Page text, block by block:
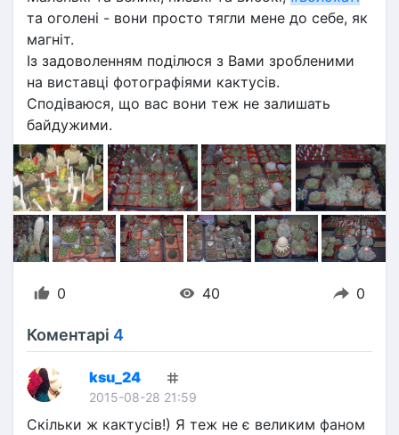
та оголені - вони просто тягли мене до себе, як
магніт.
Із задоволенням поділюся з Вами зробленими
на виставці фотографіями кактусів.
Сподіваюся, що вас вони теж не залишать
байдужими.
0 40 0
Коментарі 4
ksu_24
2015-08-28 21:59
Скільки ж кактусів!) Я теж не є великим фаном